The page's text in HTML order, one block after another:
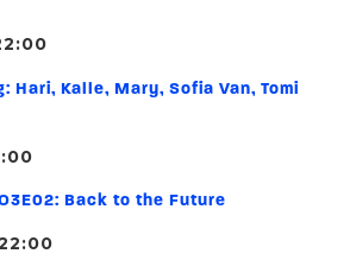
Hari, Kalle, Mary, Sofia Van, Tomi
Back to the Future